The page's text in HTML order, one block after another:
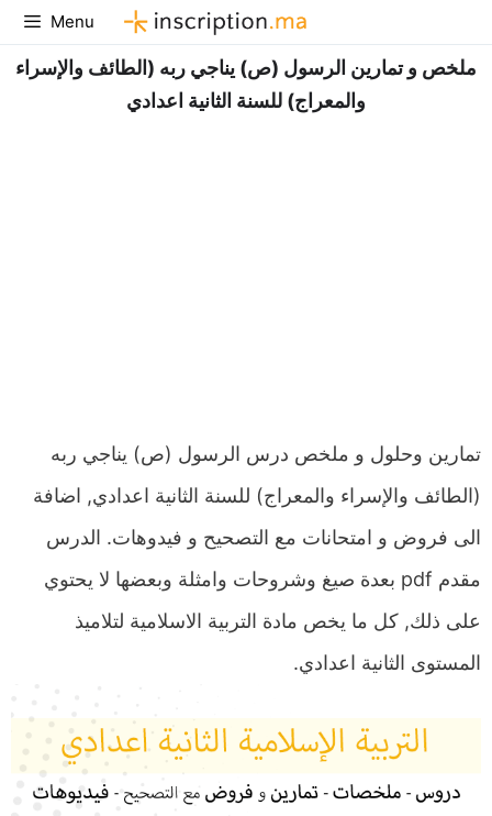
Aller
au
contenu
Menu
ملخص و تمارين الرسول (ص) يناجي ربه (الطائف والإسراء
والمعراج) للسنة الثانية اعدادي
تمارين وحلول و ملخص درس الرسول (ص) يناجي ربه
(الطائف والإسراء والمعراج) للسنة الثانية اعدادي, اضافة
الى فروض و امتحانات مع التصحيح و فيدوهات. الدرس
مقدم pdf بعدة صيغ وشروحات وامثلة وبعضها لا يحتوي
على ذلك, كل ما يخص مادة التربية الاسلامية لتلاميذ
المستوى الثانية اعدادي.